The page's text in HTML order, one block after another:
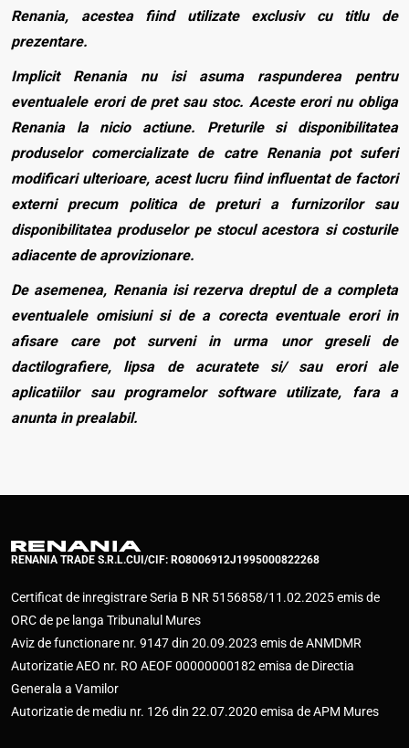
Renania, acestea fiind utilizate exclusiv cu titlu de
prezentare.
Implicit Renania nu isi asuma raspunderea pentru
eventualele erori de pret sau stoc. Aceste erori nu obliga
Renania la nicio actiune. Preturile si disponibilitatea
produselor comercializate de catre Renania pot suferi
modificari ulterioare, acest lucru fiind influentat de factori
externi precum politica de preturi a furnizorilor sau
disponibilitatea produselor pe stocul acestora si costurile
adiacente de aprovizionare.
De asemenea, Renania isi rezerva dreptul de a completa
eventualele omisiuni si de a corecta eventuale erori in
afisare care pot surveni in urma unor greseli de
dactilografiere, lipsa de acuratete si/ sau erori ale
aplicatiilor sau programelor software utilizate, fara a
anunta in prealabil.
RENANIA TRADE S.R.L.CUI/CIF: RO8006912J1995000822268
Certificat de inregistrare Seria B NR 5156858/11.02.2025 emis de
ORC de pe langa Tribunalul Mures
Aviz de functionare nr. 9147 din 20.09.2023 emis de ANMDMR
Autorizatie AEO nr. RO AEOF 00000000182 emisa de Directia
Generala a Vamilor
Autorizatie de mediu nr. 126 din 22.07.2020 emisa de APM Mures